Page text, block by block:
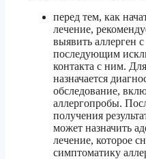
перед тем, как
лечение,
выявить аллерген с
последующим
контакта с ним.
назначается
обследование,
аллергопробы.
получения
может назначить
лечение, которое
симптоматику